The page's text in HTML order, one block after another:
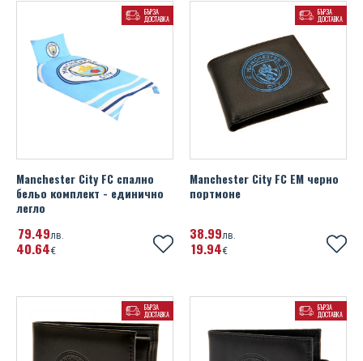
БЪРЗА
ДОСТАВКА
Manchester City FC спално
бельо комплект - единично
легло
79 49лв.
40 64€
БЪРЗА
ДОСТАВКА
Manchester City FC EM черно
портмоне
38 99лв.
19 94€
БЪРЗА
ДОСТАВКА
БЪРЗА
ДОСТАВКА